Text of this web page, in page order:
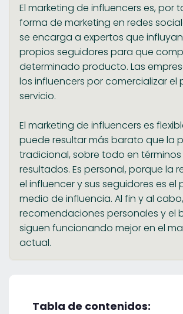
El marketing de influencers es, por
forma de marketing en redes
se encarga a expertos que
propios seguidores para que
determinado producto. Las
los influencers por comercializar
servicio.
El marketing de influencers es
puede resultar más barato que la
tradicional, sobre todo en
resultados. Es personal, porque la
el influencer y sus seguidores es el
medio de influencia. Al fin y al
recomendaciones personales y el
siguen funcionando mejor en el
actual.
Tabla de contenidos: